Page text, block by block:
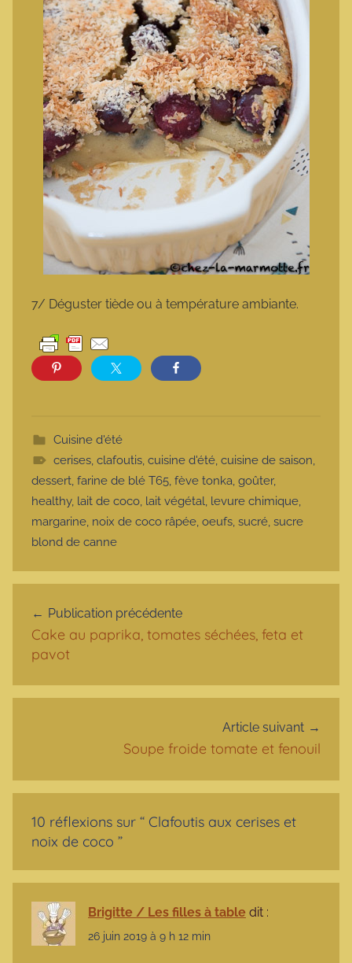
7/ Déguster tiède ou à température ambiante.
Cuisine d'été
cerises, clafoutis, cuisine d'été, cuisine de saison,
dessert, farine de blé T65, fève tonka, goûter,
healthy, lait de coco, lait végétal, levure chimique,
margarine, noix de coco râpée, oeufs, sucré, sucre
blond de canne
Publication précédente
Cake au paprika, tomates séchées, feta et
pavot
Article suivant
Soupe froide tomate et fenouil
10 réflexions sur “ Clafoutis aux cerises et
noix de coco ”
Brigitte / Les filles à table dit :
26 juin 2019 à 9 h 12 min